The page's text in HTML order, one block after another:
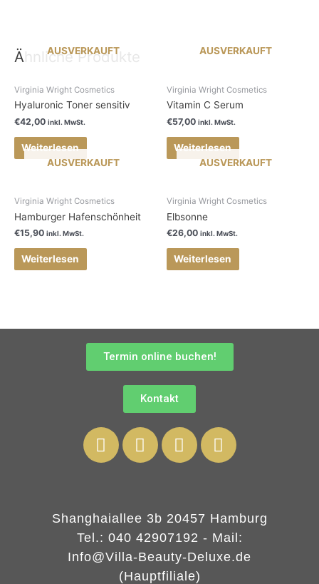
Ähnliche Produkte
AUSVERKAUFT
Virginia Wright Cosmetics
Hyaluronic Toner sensitiv
€42,00 inkl. MwSt.
Weiterlesen
AUSVERKAUFT
Virginia Wright Cosmetics
Vitamin C Serum
€57,00 inkl. MwSt.
Weiterlesen
AUSVERKAUFT
Virginia Wright Cosmetics
Hamburger Hafenschönheit
€15,90 inkl. MwSt.
Weiterlesen
AUSVERKAUFT
Virginia Wright Cosmetics
Elbsonne
€26,00 inkl. MwSt.
Weiterlesen
Termin online buchen!
Kontakt
Shanghaiallee 3b 20457 Hamburg
Tel.: 040 42907192 - Mail:
Info@Villa-Beauty-Deluxe.de
(Hauptfiliale)